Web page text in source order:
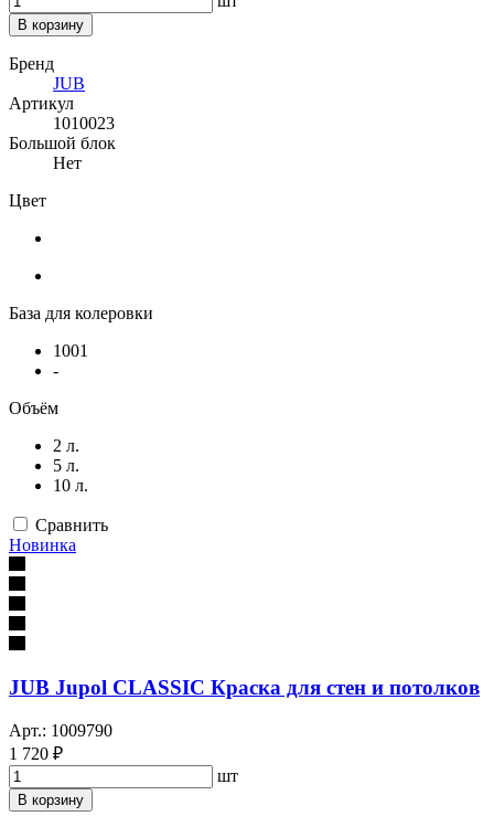
В корзину
Бренд
JUB
Артикул
1010023
Большой блок
Нет
Цвет
База для колеровки
1001
-
Объём
2 л.
5 л.
10 л.
Сравнить
Новинка
JUB Jupol CLASSIC Краска для стен и потолков
Арт.: 1009790
1 720 ₽
шт
В корзину